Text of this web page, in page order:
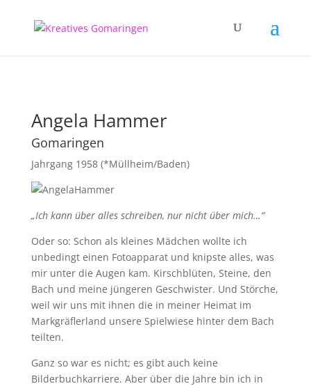
Angela Hammer
Gomaringen
Jahrgang 1958 (*Müllheim/Baden)
„Ich kann über alles schreiben, nur nicht über mich…“
Oder so: Schon als kleines Mädchen wollte ich
unbedingt einen Fotoapparat und knipste alles, was
mir unter die Augen kam. Kirschblüten, Steine, den
Bach und meine jüngeren Geschwister. Und Störche,
weil wir uns mit ihnen die in meiner Heimat im
Markgräflerland unsere Spielwiese hinter dem Bach
teilten.
Ganz so war es nicht; es gibt auch keine
Bilderbuchkarriere. Aber über die Jahre bin ich in